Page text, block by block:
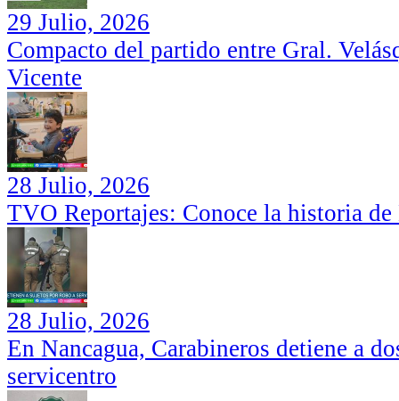
29 Julio, 2026
Compacto del partido entre Gral.
Vicente
28 Julio, 2026
TVO Reportajes: Conoce la historia
28 Julio, 2026
En Nancagua, Carabineros detiene a
servicentro